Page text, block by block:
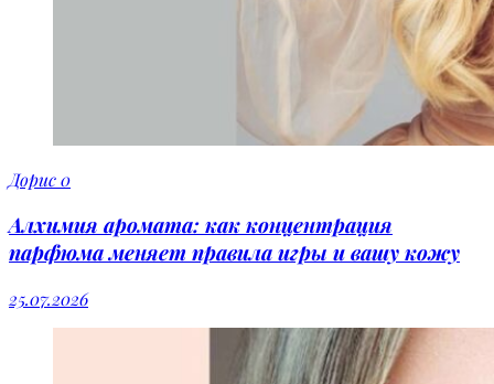
Дорис0
Алхимия аромата: как концентрация
парфюма меняет правила игры и вашу кожу
25.07.2026